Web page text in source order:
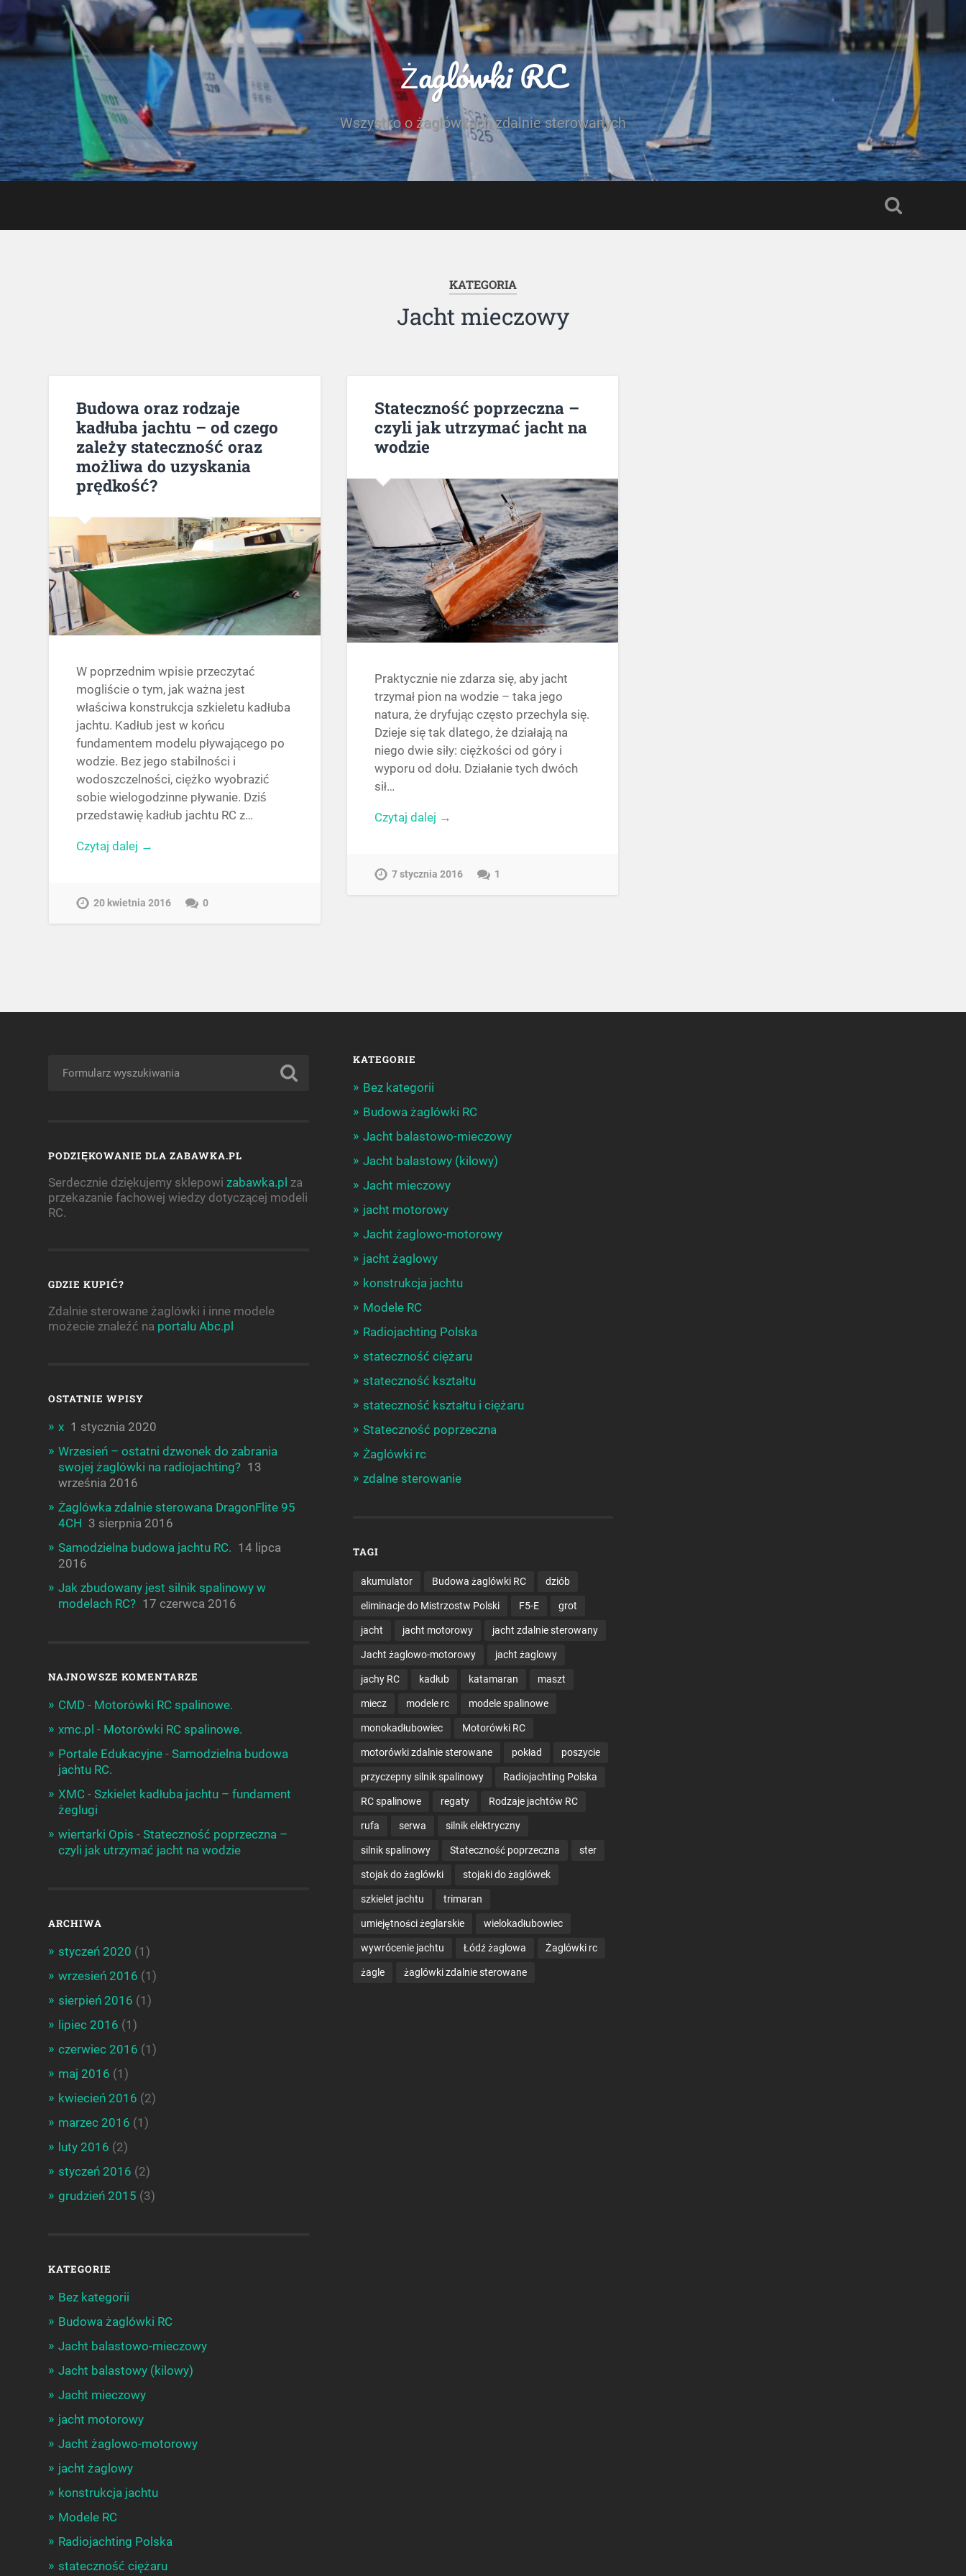
Żaglówki RC
Wszystko o żaglówkach zdalnie sterowanych
KATEGORIA
Jacht mieczowy
Budowa oraz rodzaje
kadłuba jachtu – od czego
zależy stateczność oraz
możliwa do uzyskania
prędkość?
W poprzednim wpisie przeczytać
mogliście o tym, jak ważna jest
właściwa konstrukcja szkieletu kadłuba
jachtu. Kadłub jest w końcu
fundamentem modelu pływającego po
wodzie. Bez jego stabilności i
wodoszczelności, ciężko wyobrazić
sobie wielogodzinne pływanie. Dziś
przedstawię kadłub jachtu RC z…
Czytaj dalej →
20 kwietnia 2016 0
Stateczność poprzeczna –
czyli jak utrzymać jacht na
wodzie
Praktycznie nie zdarza się, aby jacht
trzymał pion na wodzie – taka jego
natura, że dryfując często przechyla się.
Dzieje się tak dlatego, że działają na
niego dwie siły: ciężkości od góry i
wyporu od dołu. Działanie tych dwóch
sił…
Czytaj dalej →
7 stycznia 2016 1
PODZIĘKOWANIE DLA ZABAWKA.PL
Serdecznie dziękujemy sklepowizabawka.pl za
przekazanie fachowej wiedzy dotyczącej modeli
RC.
GDZIE KUPIĆ?
Zdalnie sterowane żaglówki i inne modele
możecie znaleźć na portalu Abc.pl
OSTATNIE WPISY
x 1 stycznia 2020
Wrzesień – ostatni dzwonek do zabrania
swojej żaglówki na radiojachting? 13
września 2016
Żaglówka zdalnie sterowana DragonFlite 95
4CH 3 sierpnia 2016
Samodzielna budowa jachtu RC. 14 lipca
2016
Jak zbudowany jest silnik spalinowy w
modelach RC? 17 czerwca 2016
NAJNOWSZE KOMENTARZE
CMD - Motorówki RC spalinowe.
xmc.pl - Motorówki RC spalinowe.
Portale Edukacyjne -Samodzielna budowa
jachtu RC.
XMC -Szkielet kadłuba jachtu – fundament
żeglugi
wiertarki Opis -Stateczność poprzeczna –
czyli jak utrzymać jacht na wodzie
ARCHIWA
styczeń 2020 (1)
wrzesień 2016 (1)
sierpień 2016 (1)
lipiec 2016 (1)
czerwiec 2016 (1)
maj 2016 (1)
kwiecień 2016 (2)
marzec 2016 (1)
luty 2016 (2)
styczeń 2016 (2)
grudzień 2015 (3)
KATEGORIE
Bez kategorii
Budowa żaglówki RC
Jacht balastowo-mieczowy
Jacht balastowy (kilowy)
Jacht mieczowy
jacht motorowy
Jacht żaglowo-motorowy
jacht żaglowy
konstrukcja jachtu
Modele RC
Radiojachting Polska
stateczność ciężaru
KATEGORIE
Bez kategorii
Budowa żaglówki RC
Jacht balastowo-mieczowy
Jacht balastowy (kilowy)
Jacht mieczowy
jacht motorowy
Jacht żaglowo-motorowy
jacht żaglowy
konstrukcja jachtu
Modele RC
Radiojachting Polska
stateczność ciężaru
stateczność kształtu
stateczność kształtu i ciężaru
Stateczność poprzeczna
Żaglówki rc
zdalne sterowanie
TAGI
akumulator Budowa żaglówki RC dziób
eliminacje do Mistrzostw Polski F5-E grot
jacht jacht motorowy jacht zdalnie sterowany
Jacht żaglowo-motorowy jacht żaglowy
jachy RC kadłub katamaran maszt
miecz modele rc modele spalinowe
monokadłubowiec Motorówki RC
motorówki zdalnie sterowane pokład poszycie
przyczepny silnik spalinowy Radiojachting Polska
RC spalinowe regaty Rodzaje jachtów RC
rufa serwa silnik elektryczny
silnik spalinowy Stateczność poprzeczna ster
stojak do żaglówki stojaki do żaglówek
szkielet jachtu trimaran
umiejętności żeglarskie wielokadłubowiec
wywrócenie jachtu Łódź żaglowa Żaglówki rc
żagle żaglówki zdalnie sterowane